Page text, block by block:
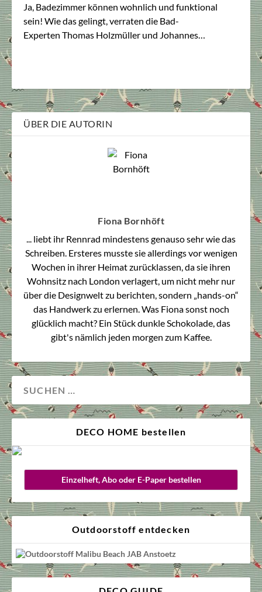
Ja, Badezimmer können wohnlich und funktional
sein! Wie das gelingt, verraten die Bad-
Experten Thomas Holzmüller und Johannes…
ÜBER DIE AUTORIN
Fiona Bornhöft
... liebt ihr Rennrad mindestens genauso sehr wie das
Schreiben. Ersteres musste sie allerdings vor wenigen
Wochen in ihrer Heimat zurücklassen, da sie ihren
Wohnsitz nach London verlagert, um nicht mehr nur
über die Designwelt zu berichten, sondern „hands-on“
das Handwerk zu erlernen. Was Fiona sonst noch
glücklich macht? Ein Stück dunkle Schokolade, das
gibt's nämlich jeden morgen zum Kaffee.
DECO HOME bestellen
Einzelheft, Abo oder E-Paper bestellen
Outdoorstoff entdecken